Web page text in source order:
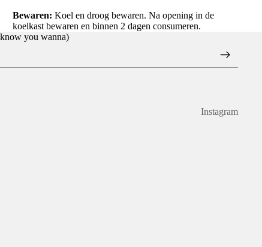
Bewaren: Koel en droog bewaren. Na opening in de
koelkast bewaren en binnen 2 dagen consumeren.
you wanna)
Instagram